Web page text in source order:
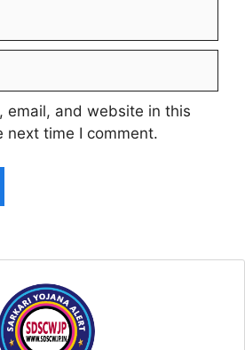
email, and website in this
next time I comment.